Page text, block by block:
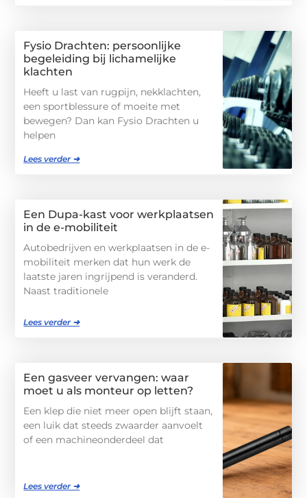
Fysio Drachten: persoonlijke
begeleiding bij lichamelijke
klachten
Heeft u last van rugpijn, nekklachten,
een sportblessure of moeite met
bewegen? Dan kan Fysio Drachten u
helpen
Lees verder ➜
Een Dupa-kast voor werkplaatsen
in de e-mobiliteit
Autobedrijven en werkplaatsen in de e-
mobiliteit merken dat hun werk de
laatste jaren ingrijpend is veranderd.
Naast traditionele
Lees verder ➜
Een gasveer vervangen: waar
moet u als monteur op letten?
Een klep die niet meer open blijft staan,
een luik dat steeds zwaarder aanvoelt
of een machineonderdeel dat
Lees verder ➜